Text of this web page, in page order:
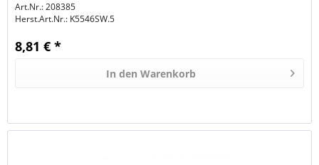
Art.Nr.: 208385
Herst.Art.Nr.: K5546SW.5
8,81 € *
In den Warenkorb